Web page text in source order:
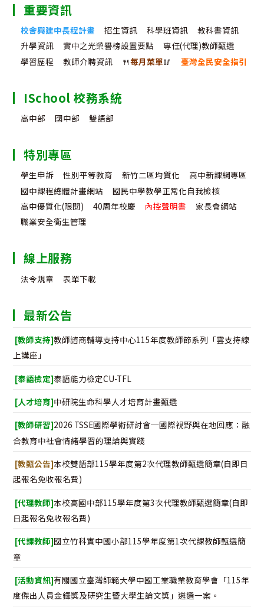
重要資訊
校舍興建中長程計畫 招生資訊 科學班資訊
教科書資訊
升學資訊
實中之光榮譽榜設置要點
專任(代理)教師甄選
學習歷程
教師介聘資訊 🍴每月菜單🥢 臺灣全民安全指引
ISchool 校務系統
高中部 國中部 雙語部
特別專區
學生申訴 性別平等教育 新竹二區均質化
高中新課綱專區
國中課程總體計畫網站
國民中學教學正常化自我檢核
高中優質化(限閱)
40周年校慶 內控聲明書
家長會網站
職業安全衛生管理
線上服務
法令規章 表單下載
最新公告
[教師支持]教師諮商輔導支持中心115年度教師節系列「雲支持線
上講座」
[泰語檢定]泰語能力檢定CU-TFL
[人才培育]中研院生命科學人才培育計畫甄選
[教師研習]2026 TSSE國際學術研討會─國際視野與在地回應：融
合教育中社會情緒學習的理論與實踐
[教甄公告]本校雙語部115學年度第2次代理教師甄選簡章(自即日
起報名免收報名費)
[代理教師]本校高國中部115學年度第3次代理教師甄選簡章(自即
日起報名免收報名費)
[代課教師]國立竹科實中國小部115學年度第1次代課教師甄選簡
章
[活動資訊]有關國立臺灣師範大學中國工業職業教育學會「115年
度傑出人員金鐸獎及研究生暨大學生論文獎」遴選一案。